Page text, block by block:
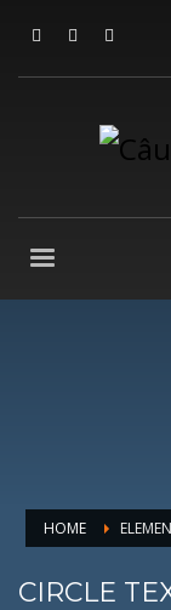
HOME
CIRCLE